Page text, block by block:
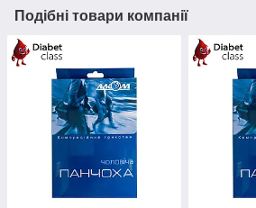
Подібні товари компанії